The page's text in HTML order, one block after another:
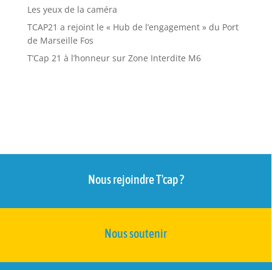
Les yeux de la caméra
TCAP21 a rejoint le « Hub de l’engagement » du Port
de Marseille Fos
T’Cap 21 à l’honneur sur Zone Interdite M6
Nous rejoindre T'cap ?
Nous soutenir